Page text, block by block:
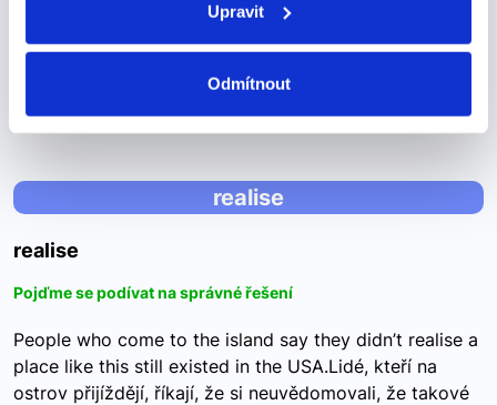
Upravit
Odmítnout
It is located ninety miles south-east of Washington, DC,
in the middle of Chesapeake Bay.Nachází se devadesát
mil jihovýchodně od Washingtonu uprostřed zálivu
realise
realise
Pojďme se podívat na správné řešení
People who come to the island say they didn’t realise a
place like this still existed in the USA.Lidé, kteří na
ostrov přijíždějí, říkají, že si neuvědomovali, že takové